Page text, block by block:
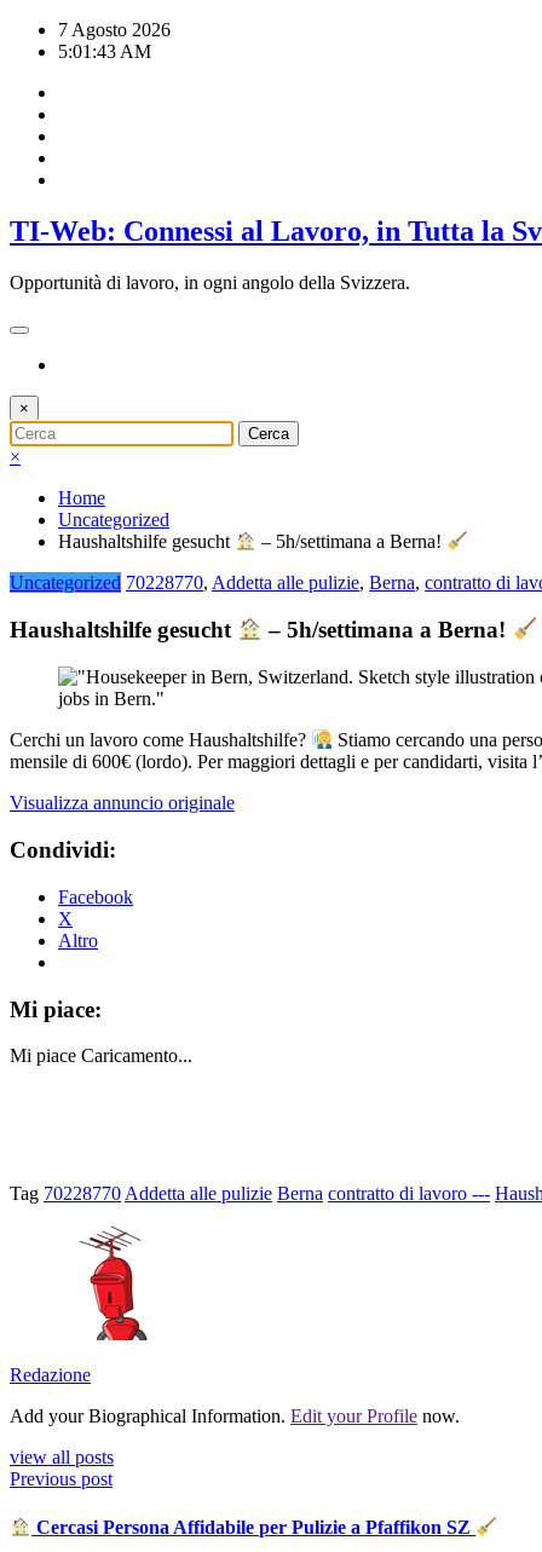
7 Agosto 2026
5:01:44 AM
TI-Web: Connessi al Lavoro, in Tutta la
Opportunità di lavoro, in ogni angolo della Svizzera.
×
×
Home
Uncategorized
Haushaltshilfe gesucht
– 5h/settimana a Berna!
Uncategorized 70228770, Addetta alle pulizie, Berna, contratto di
Haushaltshilfe gesucht – 5h/settimana a Berna!
Cerchi un lavoro come Haushaltshilfe?
Stiamo cercando una
mensile di 600€ (lordo). Per maggiori dettagli e per candidarti, visita
Visualizza annuncio originale
Condividi:
Facebook
X
Altro
Mi piace:
Mi piace Caricamento...
Tag 70228770 Addetta alle pulizie Berna contratto di lavoro ---
Redazione
Add your Biographical Information. Edit your Profile now.
view all posts
Previous post
Cercasi Persona Affidabile per Pulizie a Pfaffikon SZ